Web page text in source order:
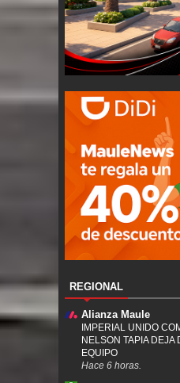
REGIONAL
Alianza Maule
IMPERIAL UNIDO
NELSON TAPIA DEJA
EQUIPO
Hace 6 horas.